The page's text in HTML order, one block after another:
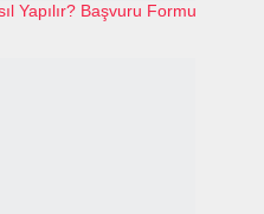
Yapılır? Başvuru Formu